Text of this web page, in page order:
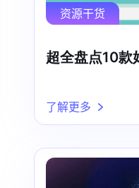
资源干货
超全盘点10款
了解更多